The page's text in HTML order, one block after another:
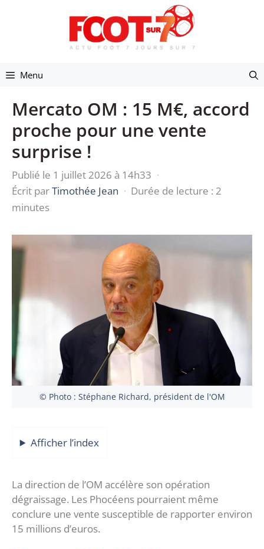
Menu
Mercato OM : 15 M€, accord
proche pour une vente
surprise !
Publié le 1 juillet 2026 à 14h33 ·
Écrit parTimothée Jean · Durée de lecture : 2
minutes
© Photo : Stéphane Richard, président de l'OM
Afficher l’index
La direction de l’OM accélère son opération
dégraissage. Les Phocéens pourraient même
conclure une vente susceptible de rapporter environ
15 millions d’euros.